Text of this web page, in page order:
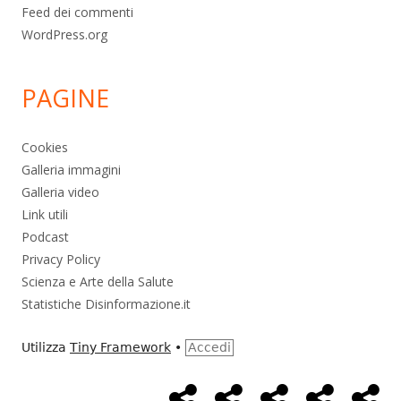
Feed dei commenti
WordPress.org
PAGINE
Cookies
Galleria immagini
Galleria video
Link utili
Podcast
Privacy Policy
Scienza e Arte della Salute
Statistiche Disinformazione.it
Utilizza Tiny Framework • Accedi
MenùHome
Alimentazione
AmbienteBambini